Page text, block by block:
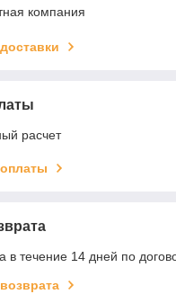
компания
расчет
в течение 14 дней по